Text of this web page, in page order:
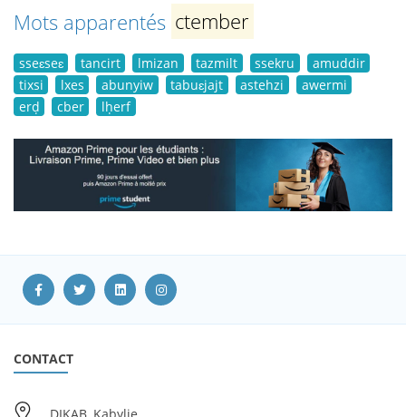
Mots apparentés ctember
sseɛseɛ tancirt lmizan tazmilt ssekru
amuddir
tixsi
lxes abunyiw tabuɛjajt astehzi
awermi
erḍ
cber lḥerf
CONTACT
DIKAB, Kabylie